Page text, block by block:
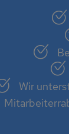
Wir